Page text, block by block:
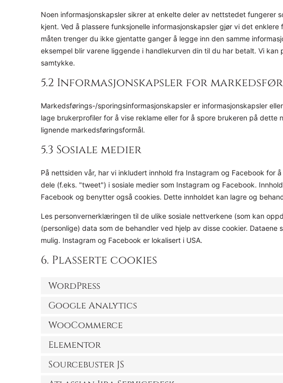
Noen informasjonskapsler sikrer at enkelte deler av nettstedet fungerer
kjent. Ved å plassere funksjonelle informasjonskapsler gjør vi det
måten trenger du ikke gjentatte ganger å legge inn den samme
eksempel blir varene liggende i handlekurven din til du har betalt. Vi kan
samtykke.
5.2 Informasjonskapsler for
Markedsførings-/sporingsinformasjonskapsler er informasjonskapsler
lage brukerprofiler for å vise reklame eller for å spore brukeren på
lignende markedsføringsformål.
5.3 Sosiale medier
På nettsiden vår, har vi inkludert innhold fra Instagram og Facebook for
dele (f.eks. "tweet") i sosiale medier som Instagram og Facebook.
Facebook og benytter også cookies. Dette innholdet kan lagre og
Les personvernerklæringen til de ulike sosiale nettverkene (som kan
(personlige) data som de behandler ved hjelp av disse cookier. Dataene
mulig. Instagram og Facebook er lokalisert i USA.
6. Plasserte cookies
WordPress
Google Analytics
WooCommerce
Elementor
Sourcebuster JS